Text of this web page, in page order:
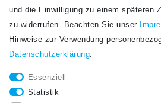
Honig
Hiermit bestätige ich, dass ich die
und die Einwilligung zu einem späteren
zu widerrufen. Beachten Sie unser
Hinweise zur Verwendung
Daten­schutz­erklärung.
Essenziell
Statistik